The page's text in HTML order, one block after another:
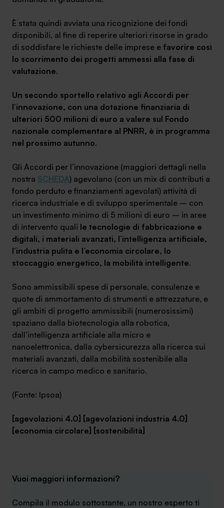
SA Finance Mediazione Creditizia Srl, società di mediazione creditizia iscritta
all'Oam n.M336
È stata quindi avviata una ricognizione dei fondi
disponibili, al fine di reperire ulteriori risorse in grado
di soddisfare le richieste delle imprese e favorire così
lo scorrimento dei progetti ammessi alla fase di
valutazione.
Un secondo sportello relativo agli Accordi per
l’innovazione, con una dotazione finanziaria di
ulteriori 500 milioni di euro a valere sul Fondo
nazionale complementare al PNRR, è in programma
nel prossimo autunno.
Gli Accordi per l’innovazione (maggiori dettagli nella
nostra SCHEDA) agevolano (con un mix di contributi a
fondo perduto e finanziamenti agevolati) attività di
ricerca industriale e di sviluppo sperimentale – con
un investimento minimo di 5 milioni di euro – in aree
di intervento quali le tecnologie di fabbricazione e
digitali, i materiali avanzati, l’intelligenza artificiale,
l’industria pulita e l’economia circolare, lo
stoccaggio energetico, la mobilità intelligente.
Sono ammissibili spese di personale, consulenze e
quote di ammortamento di strumenti e attrezzature, e
gli ambiti di progetto ammissibili (numerosissimi)
spaziano dalla biotecnologia alla robotica,
dall’intelligenza artificiale alla micro e
nanoelettronica, dalla cybersicurezza alla ricerca sui
materiali avanzati, dalla mobilità sostenibile alla
ricerca in campo medico e sanitario.
(Fonte: Ipsoa)
[agevolazioni 4.0] [agevolazioni industria 4.0]
[economia circolare] [sostenibilità]
Vuoi maggiori informazioni?
Compila il modulo sottostante, un nostro esperto ti